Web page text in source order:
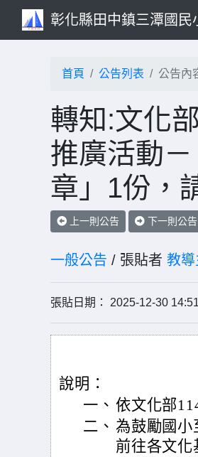
彰化縣田中鎮三潭國民
首頁 公告列表 公告內
轉知:文化
推廣活動
章」1份，
上一則公告 下一則公告
一般公告 / 張貼者 教
張貼日期： 2025-12-30
說明：
一、 依文化部
二、 為鼓勵國小
前往各文化